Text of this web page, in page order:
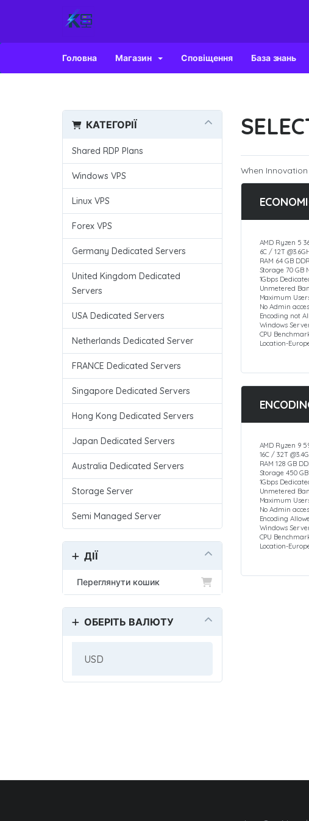
Головна Магазин Сповіщення База знань
КАТЕГОРІЇ
Shared RDP Plans
Windows VPS
Linux VPS
Forex VPS
Germany Dedicated Servers
United Kingdom Dedicated
Servers
USA Dedicated Servers
Netherlands Dedicated Server
FRANCE Dedicated Servers
Singapore Dedicated Servers
Hong Kong Dedicated Servers
Japan Dedicated Servers
Australia Dedicated Servers
Storage Server
Semi Managed Server
ДІЇ
Переглянути кошик
ОБЕРІТЬ ВАЛЮТУ
When
AMD Ryzen 5
6C / 12T
RAM 64 GB
Storage 70 GB
1Gbps
Unmetered
Maximum
No Admin
Encoding not
Windows
CPU
Location-
AMD Ryzen 9
16C / 32T
RAM 128 GB
Storage 450 GB
1Gbps
Unmetered
Maximum
No Admin
Encoding
Windows
CPU
Location-